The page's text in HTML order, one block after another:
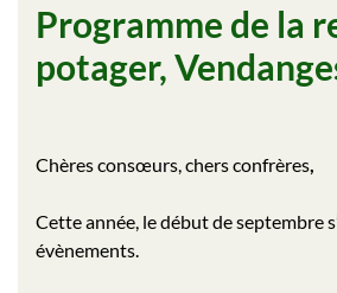
Programme de la
potager,
Chères consœurs, chers confrères,
Cette année, le début de septembre
évènements.